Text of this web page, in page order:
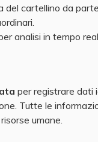
cartellino da
analisi in tempo
per registrare dati
Tutte le
umane.